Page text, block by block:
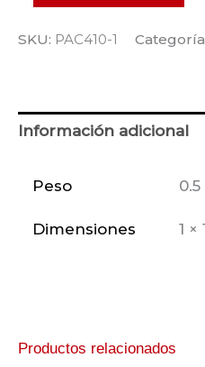
SKU: PAC410-1
Información adicional
Peso
Dimensiones 1 ×
Productos relacionados